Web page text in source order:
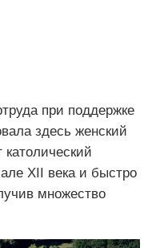
при поддержке
здесь женский
XII века и быстро
множество